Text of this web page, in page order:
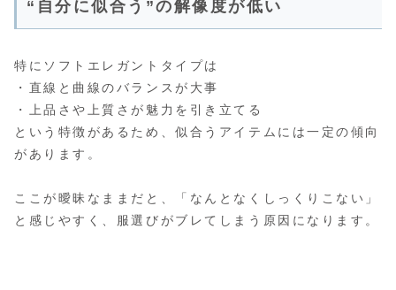
“自分に似合う”の解像度が低い
特にソフトエレガントタイプは
・直線と曲線のバランスが大事
・上品さや上質さが魅力を引き立てる
という特徴があるため、似合うアイテムには一定の傾向
があります。
ここが曖昧なままだと、「なんとなくしっくりこない」
と感じやすく、服選びがブレてしまう原因になります。